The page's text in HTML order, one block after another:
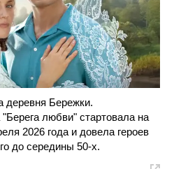
деревня Бережки.
любви" стартовала на
2026 года и довела героев
до середины 50-х.